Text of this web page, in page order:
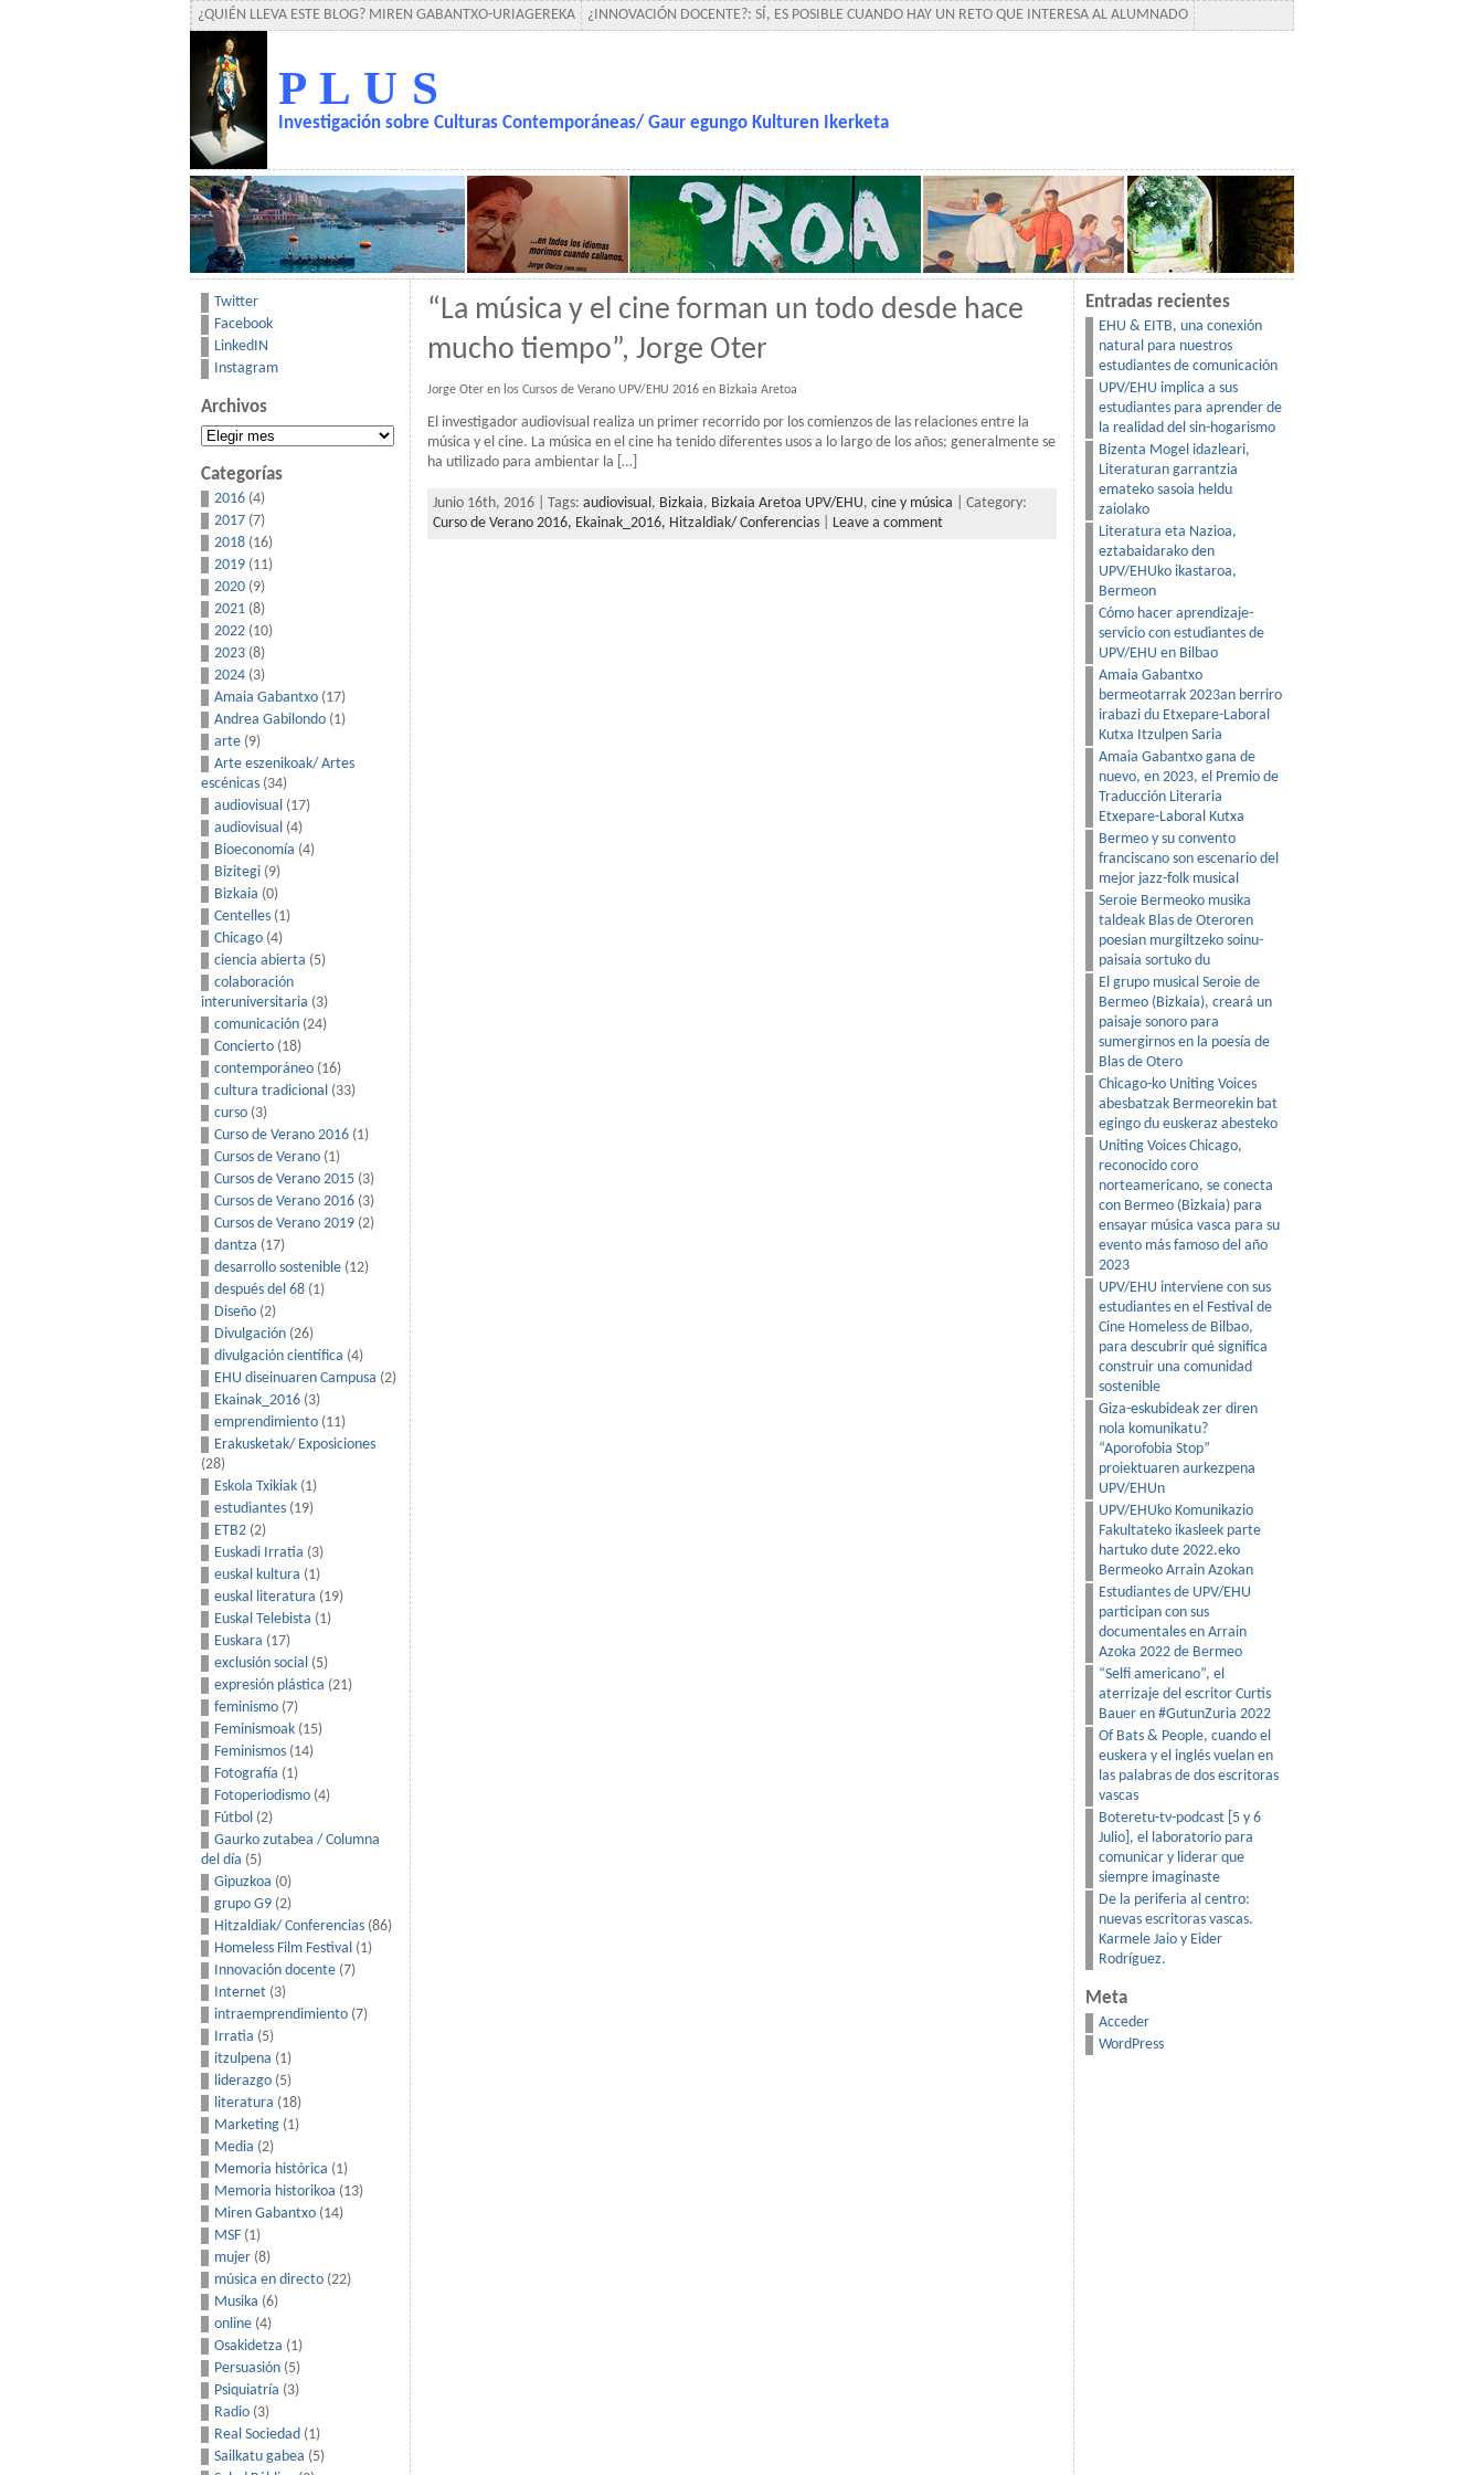
¿QUIÉN LLEVA ESTE BLOG? MIREN GABANTXO-URIAGEREKA ¿INNOVACIÓN DOCENTE?: SÍ, ES POSIBLE CUANDO HAY UN RETO QUE INTERESA AL ALUMNADO
P L U S
Investigación sobre Culturas Contemporáneas/ Gaur egungo Kulturen Ikerketa
Twitter
Facebook
LinkedIN
Instagram
Archivos
Archivos
Categorías
2016 (4)
2017 (7)
2018 (16)
2019 (11)
2020 (9)
2021 (8)
2022 (10)
2023 (8)
2024 (3)
Amaia Gabantxo (17)
Andrea Gabilondo (1)
arte (9)
Arte eszenikoak/ Artes
escénicas (34)
audiovisual (17)
audiovisual (4)
Bioeconomía (4)
Bizitegi (9)
Bizkaia (0)
Centelles (1)
Chicago (4)
ciencia abierta (5)
colaboración
interuniversitaria (3)
comunicación (24)
Concierto (18)
contemporáneo (16)
cultura tradicional (33)
curso (3)
Curso de Verano 2016 (1)
Cursos de Verano (1)
Cursos de Verano 2015 (3)
Cursos de Verano 2016 (3)
Cursos de Verano 2019 (2)
dantza (17)
desarrollo sostenible (12)
después del 68 (1)
Diseño (2)
Divulgación (26)
divulgación científica (4)
EHU diseinuaren Campusa (2)
Ekainak_2016 (3)
emprendimiento (11)
Erakusketak/ Exposiciones
(28)
Eskola Txikiak (1)
estudiantes (19)
ETB2 (2)
Euskadi Irratia (3)
euskal kultura (1)
euskal literatura (19)
Euskal Telebista (1)
Euskara (17)
exclusión social (5)
expresión plástica (21)
feminismo (7)
Feminismoak (15)
Feminismos (14)
Fotografía (1)
Fotoperiodismo (4)
Fútbol (2)
Gaurko zutabea / Columna
del día (5)
Gipuzkoa (0)
grupo G9 (2)
Hitzaldiak/ Conferencias (86)
Homeless Film Festival (1)
Innovación docente (7)
Internet (3)
intraemprendimiento (7)
Irratia (5)
itzulpena (1)
liderazgo (5)
literatura (18)
Marketing (1)
Media (2)
Memoria histórica (1)
Memoria historikoa (13)
Miren Gabantxo (14)
MSF (1)
mujer (8)
música en directo (22)
Musika (6)
online (4)
Osakidetza (1)
Persuasión (5)
Psiquiatría (3)
Radio (3)
Real Sociedad (1)
Sailkatu gabea (5)
“La música y el cine forman un todo desde hace
mucho tiempo”, Jorge Oter
Jorge Oter en los Cursos de Verano UPV/EHU 2016 en Bizkaia Aretoa
El investigador audiovisual realiza un primer recorrido por los comienzos de las relaciones entre la
música y el cine. La música en el cine ha tenido diferentes usos a lo largo de los años; generalmente se
ha utilizado para ambientar la […]
Junio 16th, 2016 | Tags: audiovisual, Bizkaia, Bizkaia Aretoa UPV/EHU, cine y música | Category:
Curso de Verano 2016, Ekainak_2016, Hitzaldiak/ Conferencias Leave a comment
Entradas recientes
EHU & EITB, una conexión
natural para nuestros
estudiantes de comunicación
UPV/EHU implica a sus
estudiantes para aprender de
la realidad del sin-hogarismo
Bizenta Mogel idazleari,
Literaturan garrantzia
emateko sasoia heldu
zaiolako
Literatura eta Nazioa,
eztabaidarako den
UPV/EHUko ikastaroa,
Bermeon
Cómo hacer aprendizaje-
servicio con estudiantes de
UPV/EHU en Bilbao
Amaia Gabantxo
bermeotarrak 2023an berriro
irabazi du Etxepare-Laboral
Kutxa Itzulpen Saria
Amaia Gabantxo gana de
nuevo, en 2023, el Premio de
Traducción Literaria
Etxepare-Laboral Kutxa
Bermeo y su convento
franciscano son escenario del
mejor jazz-folk musical
Seroie Bermeoko musika
taldeak Blas de Oteroren
poesian murgiltzeko soinu-
paisaia sortuko du
El grupo musical Seroie de
Bermeo (Bizkaia), creará un
paisaje sonoro para
sumergirnos en la poesía de
Blas de Otero
Chicago-ko Uniting Voices
abesbatzak Bermeorekin bat
egingo du euskeraz abesteko
Uniting Voices Chicago,
reconocido coro
norteamericano, se conecta
con Bermeo (Bizkaia) para
ensayar música vasca para su
evento más famoso del año
2023
UPV/EHU interviene con sus
estudiantes en el Festival de
Cine Homeless de Bilbao,
para descubrir qué significa
construir una comunidad
sostenible
Giza-eskubideak zer diren
nola komunikatu?
“Aporofobia Stop”
proiektuaren aurkezpena
UPV/EHUn
UPV/EHUko Komunikazio
Fakultateko ikasleek parte
hartuko dute 2022.eko
Bermeoko Arrain Azokan
Estudiantes de UPV/EHU
participan con sus
documentales en Arrain
Azoka 2022 de Bermeo
“Selfi americano”, el
aterrizaje del escritor Curtis
Bauer en #GutunZuria 2022
Of Bats & People, cuando el
euskera y el inglés vuelan en
las palabras de dos escritoras
vascas
Boteretu-tv-podcast [5 y 6
Julio], el laboratorio para
comunicar y liderar que
siempre imaginaste
De la periferia al centro:
nuevas escritoras vascas.
Karmele Jaio y Eider
Rodríguez.
Meta
Acceder
WordPress